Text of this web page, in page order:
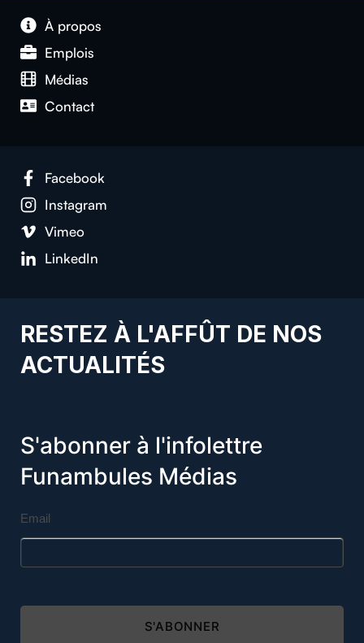
À propos
Emplois
Médias
Contact
Facebook
Instagram
Vimeo
LinkedIn
RESTEZ À L'AFFÛT DE NOS
ACTUALITÉS
S'abonner à l'infolettre
Funambules Médias
Email
S'ABONNER